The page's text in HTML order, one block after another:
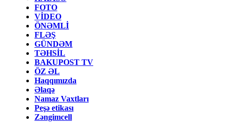
FOTO
VİDEO
ÖNƏMLİ
FLƏŞ
GÜNDƏM
TƏHSİL
BAKUPOST TV
ÖZ ƏL
Haqqımızda
Əlaqə
Namaz Vaxtları
Peşə etikası
Zəngimcell